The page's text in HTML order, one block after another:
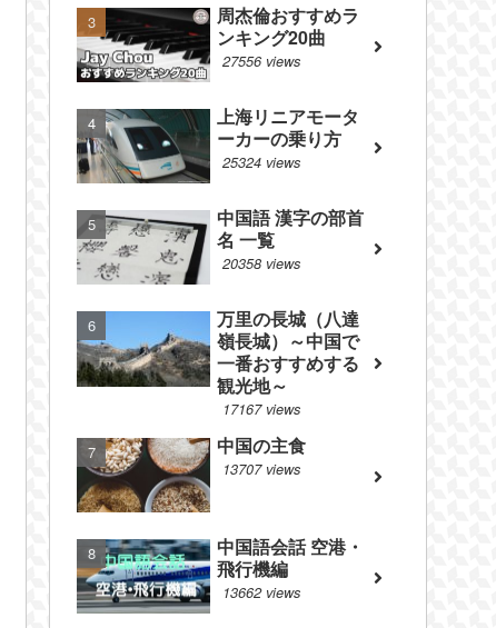
周杰倫おすすめラ
ンキング20曲
27556 views
上海リニアモータ
ーカーの乗り方
25324 views
中国語 漢字の部首
名 一覧
20358 views
万里の長城（八達
嶺長城）～中国で
一番おすすめする
観光地～
17167 views
中国の主食
13707 views
中国語会話 空港・
飛行機編
13662 views